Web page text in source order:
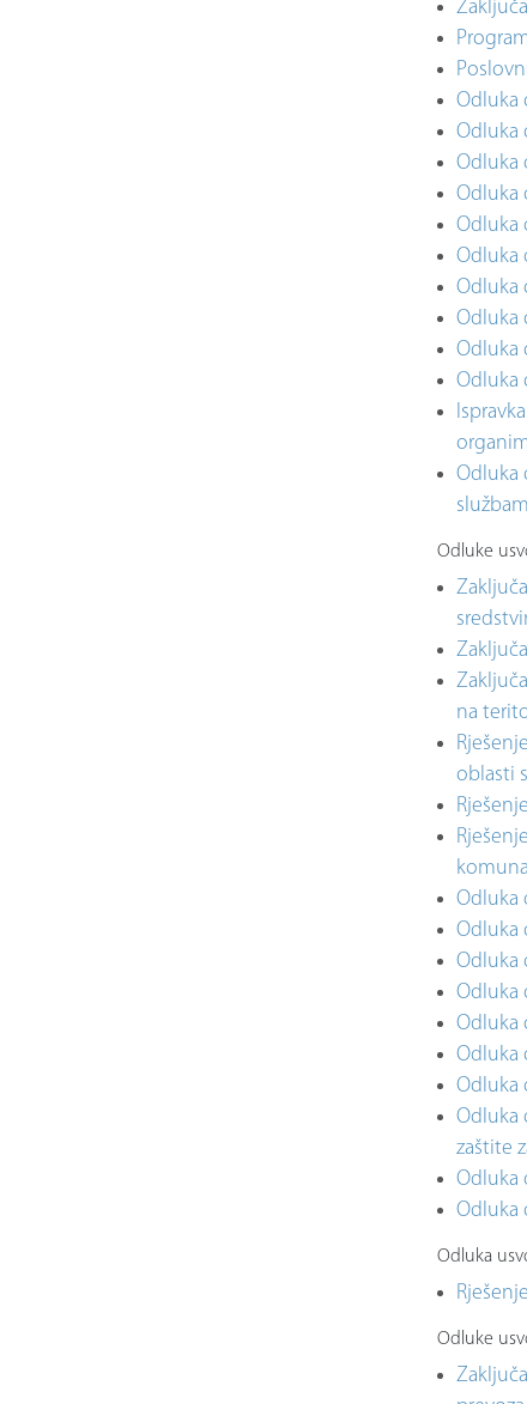
Odluka
Odluka
Odluka
Odluka
Odluka
Odluka
Odluka
Odluka
Odluka
Odluka
Odluka
Odluke
na
oblasti
Odluka
Odluka
Odluka
Odluka
Odluka
Odluka
Odluka
Odluka
zaštite
Odluka
Odluka
Odluka
Odluke